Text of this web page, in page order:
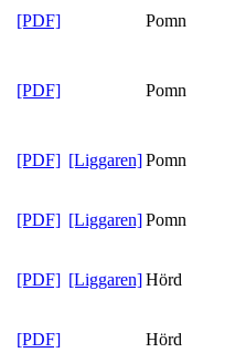
[PDF] Pomn
[PDF] Pomn
[PDF] [Liggaren]Pomn
[PDF] [Liggaren]Pomn
[PDF] [Liggaren]Hörd
[PDF] Hörd